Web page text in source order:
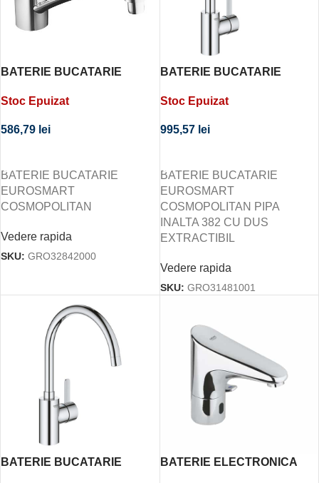
BATERIE BUCATARIE
COSMOPOLITAN
Stoc Epuizat
586,79 lei
BATERIE BUCATARIE
EUROSMART
COSMOPOLITAN
Vedere rapida
SKU: GRO32842000
BATERIE BUCATARIE
COSMOPOLITAN PIPA
EXTRACTIBIL
Stoc Epuizat
995,57 lei
BATERIE BUCATARIE
EUROSMART
COSMOPOLITAN PIPA
INALTA 382 CU DUS
EXTRACTIBIL
Vedere rapida
SKU: GRO31481001
BATERIE BUCATARIE
BATERIE ELECTRONICA